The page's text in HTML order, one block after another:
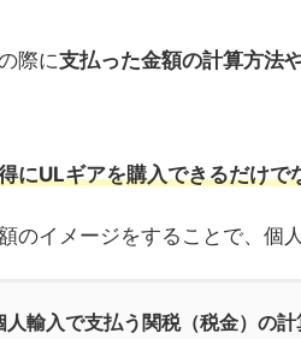
際に支払った金額の計算方法
にULギアを購入できるだけ
のイメージをすることで、個
人輸入で支払う関税（税金）の